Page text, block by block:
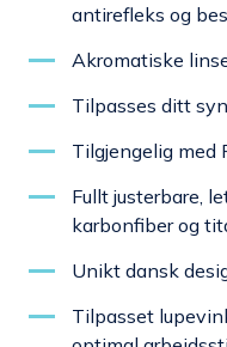
antirefleks og
Akromatiske
Tilpasses ditt
Tilgjengelig med
Fullt justerbare,
karbonfiber og
Unikt dansk
Tilpasset